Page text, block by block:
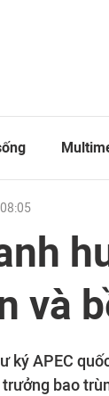
và
ký APEC
bao